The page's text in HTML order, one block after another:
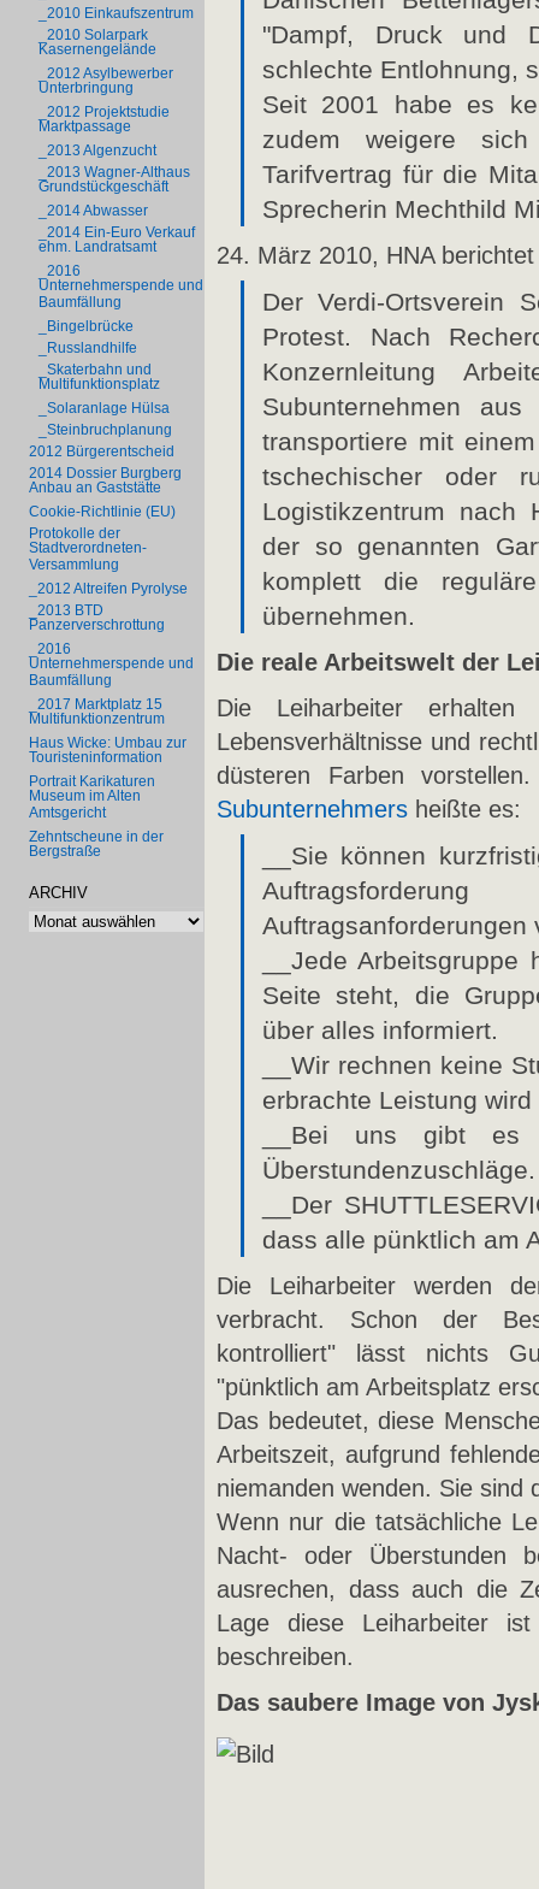
_2010 Einkaufszentrum
_2010 Solarpark
Kasernengelände
_2012 Asylbewerber
Unterbringung
_2012 Projektstudie
Marktpassage
_2013 Algenzucht
_2013 Wagner-Althaus
Grundstückgeschäft
_2014 Abwasser
_2014 Ein-Euro Verkauf
ehm. Landratsamt
_2016
Unternehmerspende und
Baumfällung
_Bingelbrücke
_Russlandhilfe
_Skaterbahn und
Multifunktionsplatz
_Solaranlage Hülsa
_Steinbruchplanung
2012 Bürgerentscheid
2014 Dossier Burgberg
Anbau an Gaststätte
Cookie-Richtlinie (EU)
Protokolle der
Stadtverordneten-
Versammlung
_2012 Altreifen Pyrolyse
_2013 BTD
Panzerverschrottung
_2016
Unternehmerspende und
Baumfällung
_2017 Marktplatz 15
Multifunktionzentrum
Haus Wicke: Umbau zur
Touristeninformation
Portrait Karikaturen
Museum im Alten
Amtsgericht
Zehntscheune in der
Bergstraße
ARCHIV
Archiv
"Dampf, Druck und
schlechte Entlohnung,
Seit 2001 habe es
zudem weigere
Tarifvertrag für die
Sprecherin Mechthild
24. März 2010, HNA berichtet
Der Verdi-Ortsverein
Protest. Nach
Konzernleitung
Subunternehmen
transportiere mit
tschechischer oder
Logistikzentrum nach
der so genannten
komplett die
übernehmen.
Die reale Arbeitswelt der
Die Leiharbeiter
Lebensverhältnisse und
düsteren Farben
Subunternehmers heißte es:
__Sie können
Auftragsanforderungen
__Jede
Seite steht, die
über alles informiert.
__Wir rechnen keine
erbrachte Leistung
__Bei uns gibt es
Überstundenzuschläge.
__Der
dass alle pünktlich am
Die Leiharbeiter werden
verbracht. Schon der
kontrolliert" lässt nichts
"pünktlich am Arbeitsplatz
Das bedeutet, diese
Arbeitszeit, aufgrund
niemanden wenden. Sie sind
Wenn nur die tatsächliche
Nacht- oder Überstunden
ausrechen, dass auch die
Lage diese Leiharbeiter
beschreiben.
Das saubere Image von